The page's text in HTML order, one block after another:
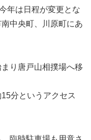
年は日程が変更とな
中央町、川原町にあ
り唐戸山相撲場へ移
分というアクセス